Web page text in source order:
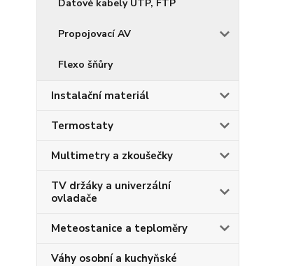
Datové kabely UTP, FTP
Propojovací AV
Flexo šňůry
Instalační materiál
Termostaty
Multimetry a zkoušečky
TV držáky a univerzální
ovladače
Meteostanice a teploměry
Váhy osobní a kuchyňské